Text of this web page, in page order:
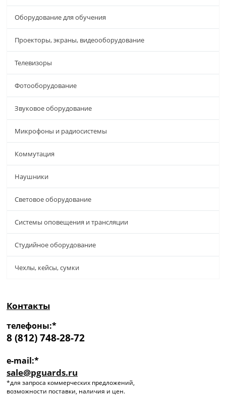
Оборудование для обучения
Проекторы, экраны, видеооборудование
Телевизоры
Фотооборудование
Звуковое оборудование
Микрофоны и радиосистемы
Коммутация
Наушники
Световое оборудование
Системы оповещения и трансляции
Студийное оборудование
Чехлы, кейсы, сумки
Контакты
телефоны:*
8 (812) 748-28-72
e-mail:*
sale@pguards.ru
*для запроса коммерческих предложений,
возможности поставки, наличия и цен.